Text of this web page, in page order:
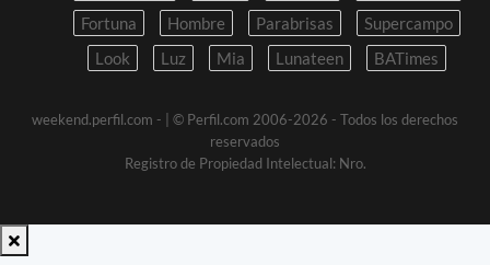
Fortuna
Hombre Parabrisas
Supercampo
Look
Luz Mia Lunateen BATimes
weekend.perfil.com -
| © Perfil.com 2006-2026 - Todos los derechos
reservados
Registro de Propiedad Intelectual: Nro.